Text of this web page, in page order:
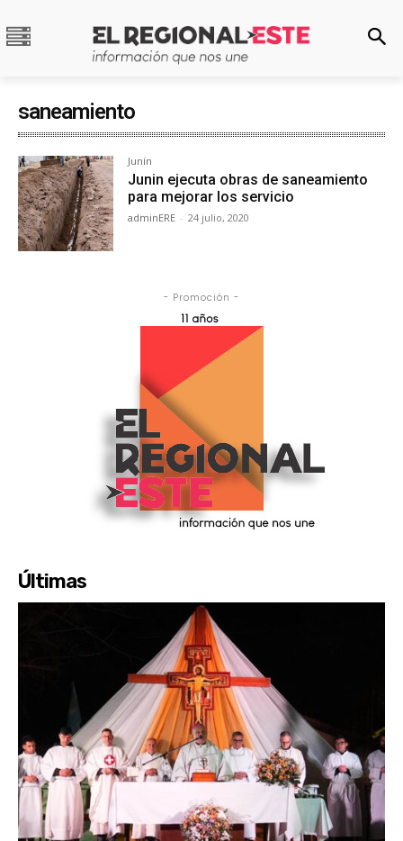
saneamiento
Junín
Junin ejecuta obras de saneamiento
para mejorar los servicio
adminERE - 24 julio, 2020
- Promoción -
Últimas